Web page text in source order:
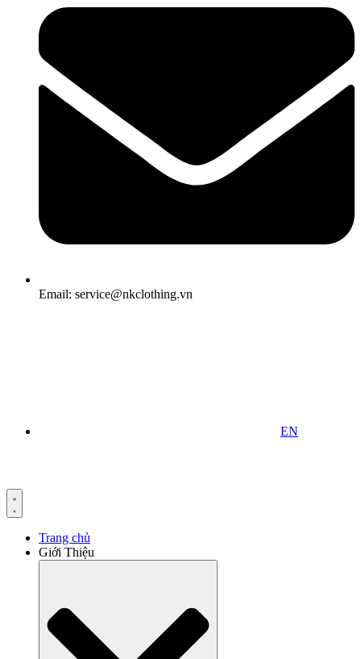
Email: service@nkclothing.vn
EN
Trang chủ
Giới Thiệu